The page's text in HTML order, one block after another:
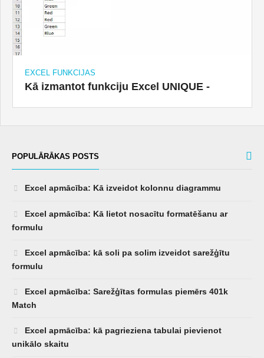
EXCEL FUNKCIJAS
Kā izmantot funkciju Excel UNIQUE -
POPULĀRĀKAS POSTS
Excel apmācība: Kā izveidot kolonnu diagrammu
Excel apmācība: Kā lietot nosacītu formatēšanu ar
formulu
Excel apmācība: kā soli pa solim izveidot sarežģītu
formulu
Excel apmācība: Sarežģītas formulas piemērs 401k
Match
Excel apmācība: kā pagrieziena tabulai pievienot
unikālo skaitu